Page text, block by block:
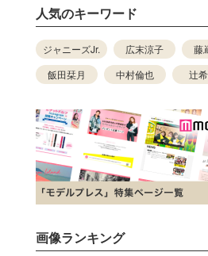
人気のキーワード
ジャニーズJr. 広末涼子
藤
飯田栞月
中村倫也 辻
画像ランキング